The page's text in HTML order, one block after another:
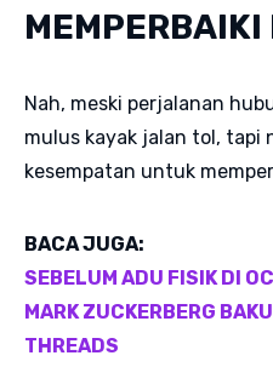
MEMPERBAIKI
Nah, meski perjalanan
mulus kayak jalan tol, tapi
kesempatan untuk
BACA JUGA:
SEBELUM ADU FISIK DI
MARK ZUCKERBERG
THREADS